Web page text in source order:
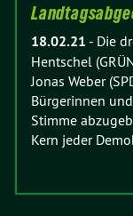
18.02.21 - Die
Hentschel
Jonas Weber
Bürgerinnen
Stimme
Kern jeder